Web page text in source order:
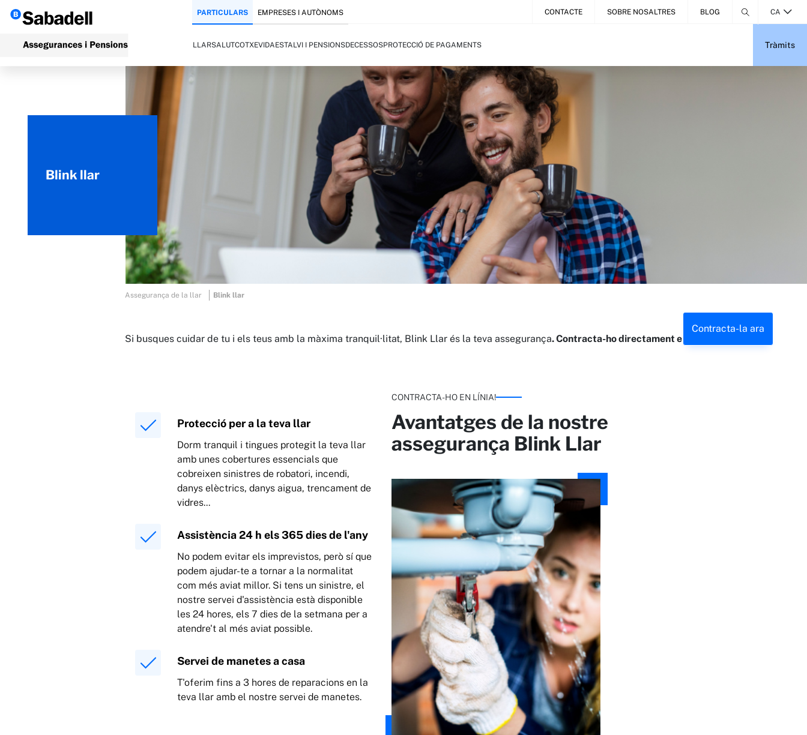
Tràmits
PARTICULARS EMPRESES I AUTÒNOMS
LLARSALUTCOTXEVIDAESTALVI I PENSIONSDECESSOSPROTECCIÓ DE PAGAMENTS
CONTACTE SOBRE NOSALTRES BLOG CA
Blink llar
Contracta-la ara
Assegurança de la llar Blink llar
Si busques cuidar de tu i els teus amb la màxima tranquil·litat, Blink Llar és la teva assegurança. Contracta-ho directament en línia!
CONTRACTA-HO EN LÍNIA!
Avantatges de la nostre
assegurança Blink Llar
Protecció per a la teva llar
Dorm tranquil i tingues protegit la teva llar
amb unes cobertures essencials que
cobreixen sinistres de robatori, incendi,
danys elèctrics, danys aigua, trencament de
vidres...
Assistència 24 h els 365 dies de l'any
No podem evitar els imprevistos, però sí que
podem ajudar-te a tornar a la normalitat
com més aviat millor. Si tens un sinistre, el
nostre servei d'assistència està disponible
les 24 hores, els 7 dies de la setmana per a
atendre't al més aviat possible.
Servei de manetes a casa
T'oferim fins a 3 hores de reparacions en la
teva llar amb el nostre servei de manetes.